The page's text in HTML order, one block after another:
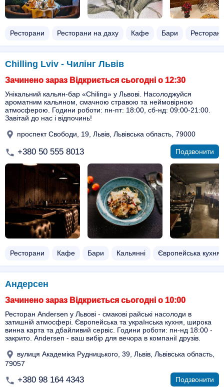
Ресторани Ресторани на даху Кафе Бари
Chilling Lviv - Чилінг Львів
Зачинено зараз Відкриється сьогодні о 12:30
Унікальний кальян-бар «Chiling» у Львові. Насолоджуйся
ароматним кальяном, смачною стравою та неймовірною
атмосферою. Години роботи: пн-пт: 18:00, сб-нд: 09:00-21:00.
Завітай до нас і відпочинь!
проспект Свободи, 19, Львів, Львівська область, 79000
+380 50 555 8013 Подзвонити
Ресторани Кафе Бари Кальянні Європейська кухня
Андерсен
Зачинено зараз Відкриється сьогодні о 10:00
Ресторан Andersen у Львові - смакові райські насолоди в
затишній атмосфері. Європейська та українська кухня, широка
винна карта та дбайливий сервіс. Години роботи: пн-нд 18:00 -
закрито. Andersen - ваш вибір для вечора в компанії друзів.
вулиця Академіка Рудницького, 39, Львів, Львівська область,
79057
+380 98 164 4343 Подзвонити